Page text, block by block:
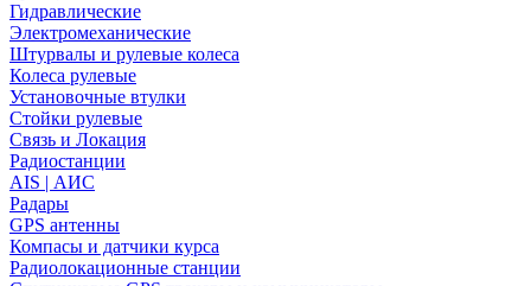
Гидравлические
Электромеханические
Штурвалы и рулевые колеса
Колеса рулевые
Установочные втулки
Стойки рулевые
Связь и Локация
Радиостанции
AIS | АИС
Радары
GPS антенны
Компасы и датчики курса
Радиолокационные станции